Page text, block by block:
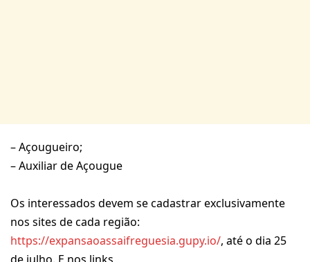
– Açougueiro;
– Auxiliar de Açougue
Os interessados devem se cadastrar exclusivamente
nos sites de cada região:
https://expansaoassaifreguesia.gupy.io/, até o dia 25